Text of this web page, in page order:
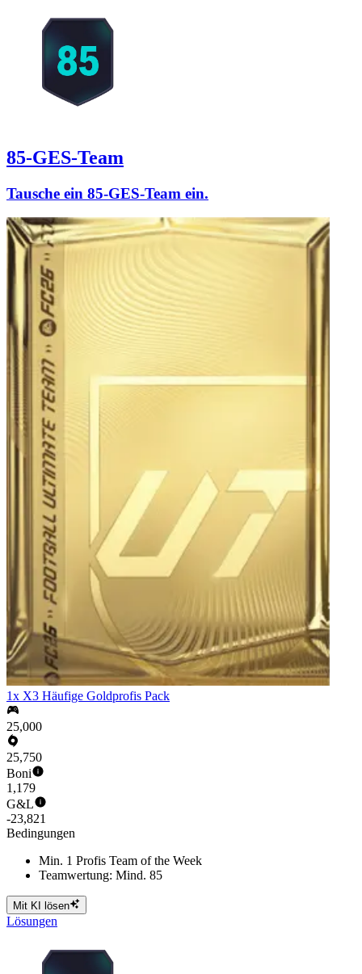
85-GES-Team
Tausche ein 85-GES-Team ein.
1x X3 Häufige Goldprofis Pack
25,000
25,750
Boni
1,179
G&L
-23,821
Bedingungen
Min. 1 Profis Team of the Week
Teamwertung: Mind. 85
Mit KI lösen
Lösungen